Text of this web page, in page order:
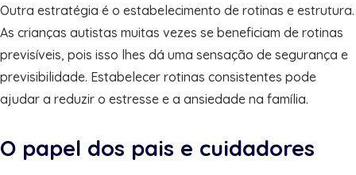
Outra estratégia é o estabelecimento de rotinas e estrutura.
As crianças autistas muitas vezes se beneficiam de rotinas
previsíveis, pois isso lhes dá uma sensação de segurança e
previsibilidade. Estabelecer rotinas consistentes pode
ajudar a reduzir o estresse e a ansiedade na família.
O papel dos pais e cuidadores